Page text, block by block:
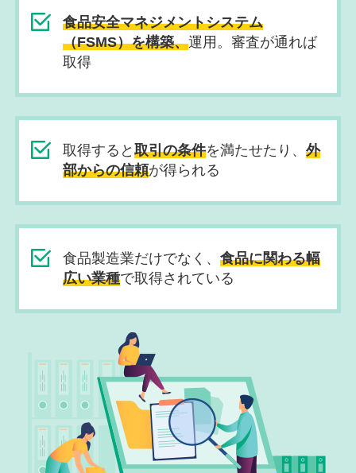
食品安全マネジメントシステム
（FSMS）を構築、運用。審査が通れば
取得
取得すると 取引の条件を満たせたり、 外
部からの信頼が得られる
食品製造業だけでなく、 食品に関わる幅
広い業種で取得されている